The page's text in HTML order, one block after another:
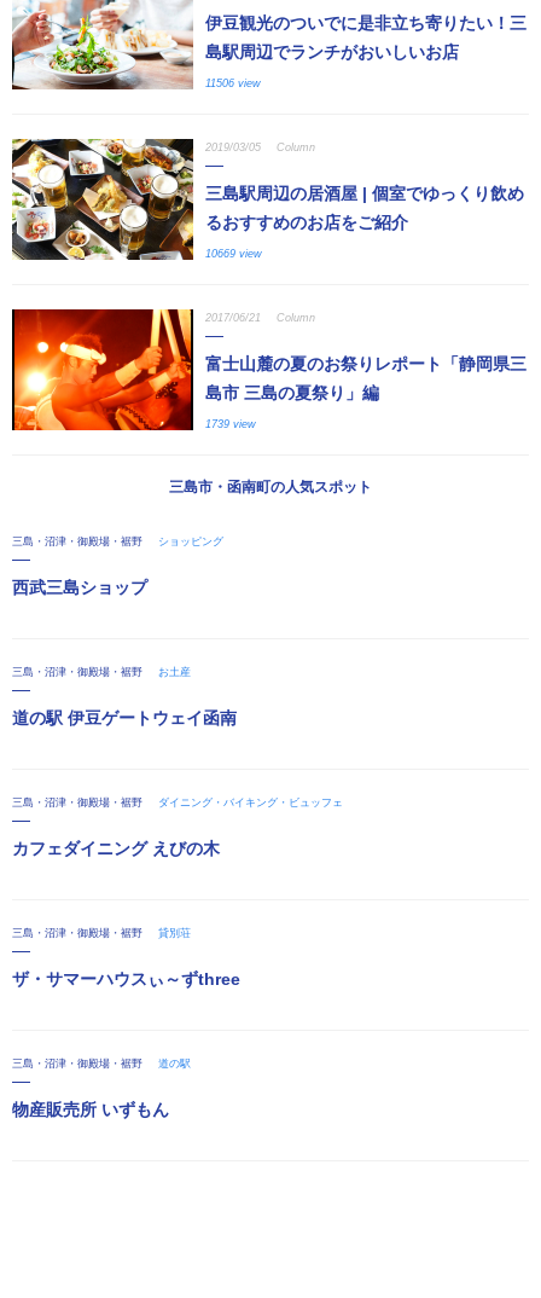
伊豆観光のついでに是非立ち寄りたい！三
島駅周辺でランチがおいしいお店
11506 view
2019/03/05 Column
三島駅周辺の居酒屋 | 個室でゆっくり飲め
るおすすめのお店をご紹介
10669 view
2017/06/21 Column
富士山麓の夏のお祭りレポート「静岡県三
島市 三島の夏祭り」編
1739 view
三島市・函南町の人気スポット
三島・沼津・御殿場・裾野 ショッピング
西武三島ショップ
三島・沼津・御殿場・裾野 お土産
道の駅 伊豆ゲートウェイ函南
三島・沼津・御殿場・裾野 ダイニング・バイキング・ビュッフェ
カフェダイニング えびの木
三島・沼津・御殿場・裾野 貸別荘
ザ・サマーハウスぃ～ずthree
三島・沼津・御殿場・裾野 道の駅
物産販売所 いずもん